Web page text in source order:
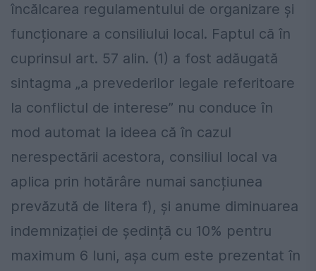
încălcarea regulamentului de organizare și
funcționare a consiliului local. Faptul că în
cuprinsul art. 57 alin. (1) a fost adăugată
sintagma „a prevederilor legale referitoare
la conflictul de interese” nu conduce în
mod automat la ideea că în cazul
nerespectării acestora, consiliul local va
aplica prin hotărâre numai sancțiunea
prevăzută de litera f), și anume diminuarea
indemnizației de ședință cu 10% pentru
maximum 6 luni, așa cum este prezentat în